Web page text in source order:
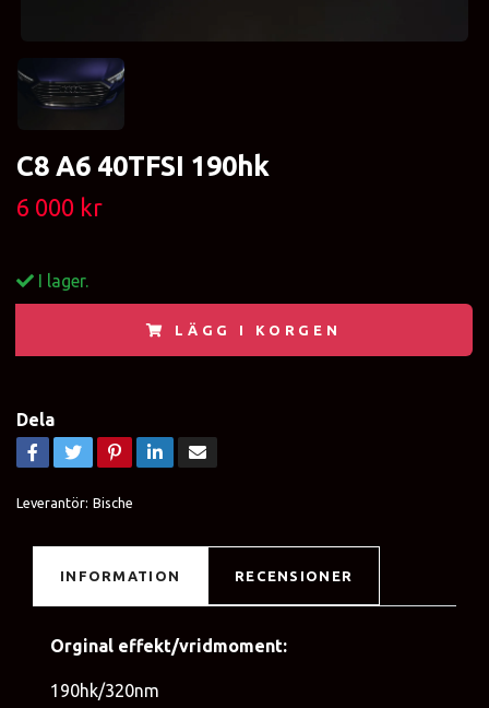
C8 A6 40TFSI 190hk
6 000 kr
I lager.
LÄGG I KORGEN
Dela
Leverantör: Bische
INFORMATION RECENSIONER
Orginal effekt/vridmoment:
190hk/320nm